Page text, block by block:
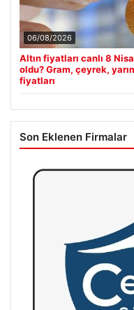
06/08/2026
Altın fiyatları canlı 8
oldu? Gram, çeyrek,
fiyatları
Son Eklenen Firmalar